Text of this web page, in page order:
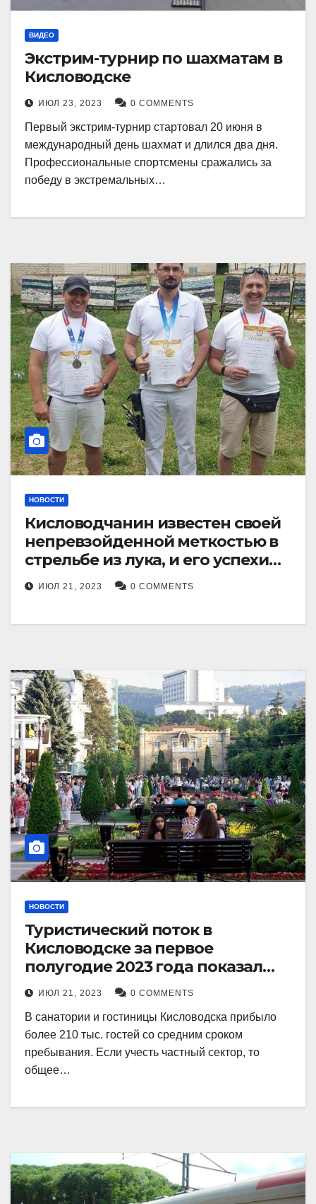
ВИДЕО
Экстрим-турнир по шахматам в
Кисловодске
ИЮЛ 23, 2023 0 COMMENTS
Первый экстрим-турнир стартовал 20 июня в
международный день шахмат и длился два дня.
Профессиональные спортсмены сражались за
победу в экстремальных…
НОВОСТИ
Кисловодчанин известен своей
непревзойденной меткостью в
стрельбе из лука, и его успехи
прославили его в
Ставропольском крае.
ИЮЛ 21, 2023 0 COMMENTS
НОВОСТИ
Туристический поток в
Кисловодске за первое
полугодие 2023 года показал
рекордный рост в 21 процент.
ИЮЛ 21, 2023 0 COMMENTS
В санатории и гостиницы Кисловодска прибыло
более 210 тыс. гостей со средним сроком
пребывания. Если учесть частный сектор, то
общее…